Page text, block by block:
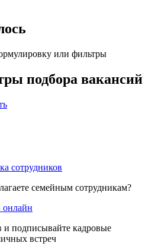
или фильтры
подбора вакансий
сотрудников
семейным сотрудникам?
онлайн
и подписывайте кадровые
встреч